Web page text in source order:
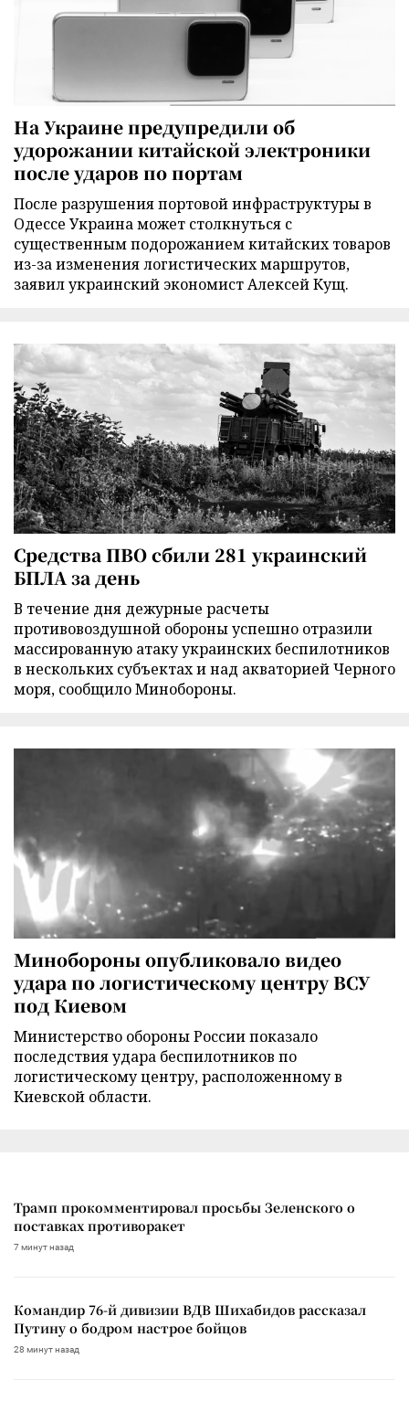
На Украине предупредили об
удорожании китайской электроники
после ударов по портам
После разрушения портовой инфраструктуры в
Одессе Украина может столкнуться с
существенным подорожанием китайских товаров
из-за изменения логистических маршрутов,
заявил украинский экономист Алексей Кущ.
Средства ПВО сбили 281 украинский
БПЛА за день
В течение дня дежурные расчеты
противовоздушной обороны успешно отразили
массированную атаку украинских беспилотников
в нескольких субъектах и над акваторией Черного
моря, сообщило Минобороны.
Минобороны опубликовало видео
удара по логистическому центру ВСУ
под Киевом
Министерство обороны России показало
последствия удара беспилотников по
логистическому центру, расположенному в
Киевской области.
Трамп прокомментировал просьбы Зеленского о
поставках противоракет
7 минут назад
Командир 76-й дивизии ВДВ Шихабидов рассказал
Путину о бодром настрое бойцов
28 минут назад